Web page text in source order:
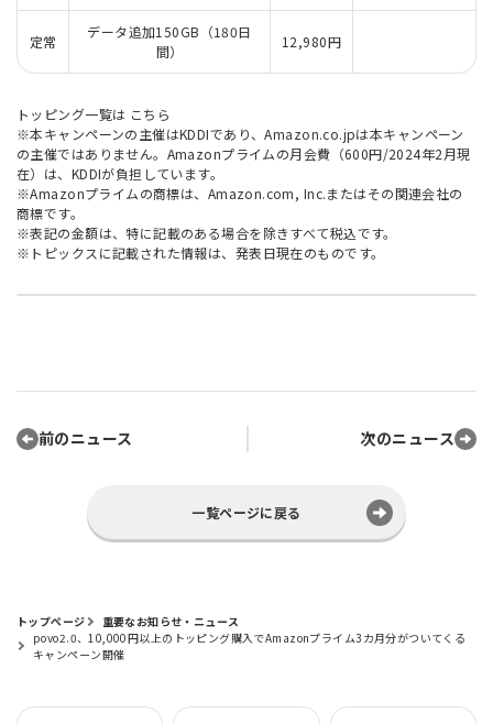
定常
データ追加150GB（180日
間）
12,980円
トッピング一覧は こちら
※本キャンペーンの主催はKDDIであり、Amazon.co.jpは本キャンペーン
の主催ではありません。Amazonプライムの月会費（600円/2024年2月現
在）は、KDDIが負担しています。
※Amazonプライムの商標は、Amazon.com, Inc.またはその関連会社の
商標です。
※表記の金額は、特に記載のある場合を除きすべて税込です。
※トピックスに記載された情報は、発表日現在のものです。
前のニュース 次のニュース
一覧ページに戻る
トップページ
重要なお知らせ・ニュース
povo2.0、10,000円以上のトッピング購入でAmazonプライム3カ月分がついてくる
キャンペーン開催